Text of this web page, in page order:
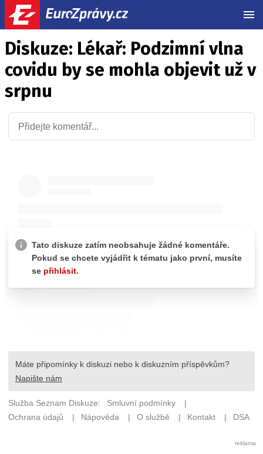
Diskuze: Lékař: Podzimní vlna
covidu by se mohla objevit už v
srpnu